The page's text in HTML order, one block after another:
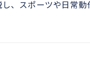
、スポーツや日常